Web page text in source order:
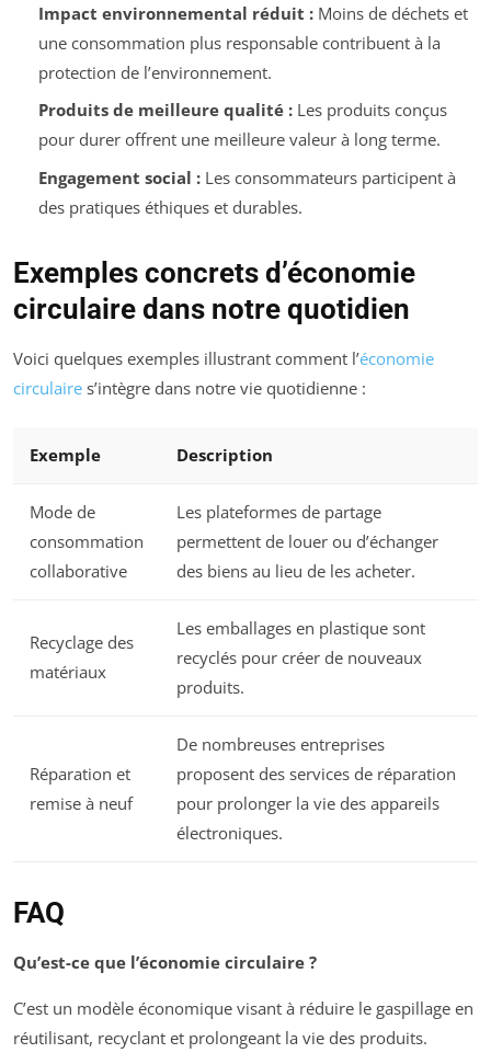
Impact environnemental réduit :Moins de déchets et
une consommation plus responsable contribuent à la
protection de l’environnement.
Produits de meilleure qualité :Les produits conçus
pour durer offrent une meilleure valeur à long terme.
Engagement social :Les consommateurs participent à
des pratiques éthiques et durables.
Exemples concrets d’économie
circulaire dans notre quotidien
Voici quelques exemples illustrant comment l’économie
circulaire s’intègre dans notre vie quotidienne :
Exemple Description
Mode de
consommation
collaborative
Les plateformes de partage
permettent de louer ou d’échanger
des biens au lieu de les acheter.
Recyclage des
matériaux
Les emballages en plastique sont
recyclés pour créer de nouveaux
produits.
Réparation et
remise à neuf
De nombreuses entreprises
proposent des services de réparation
pour prolonger la vie des appareils
électroniques.
FAQ
Qu’est-ce que l’économie circulaire ?
C’est un modèle économique visant à réduire le gaspillage en
réutilisant, recyclant et prolongeant la vie des produits.